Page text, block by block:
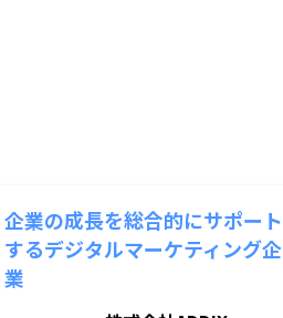
企業の成長を総合的にサポート
するデジタルマーケティング企
業